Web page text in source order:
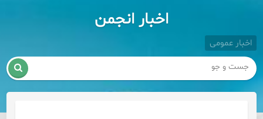
اخبار انجمن
اخبار عمومی
